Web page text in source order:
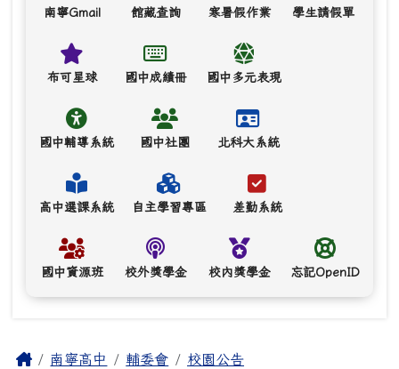
南寧Gmail 館藏查詢 寒暑假作業 學生請假單
布可星球 國中成績冊 國中多元表現
國中輔導系統 國中社團 北科大系統
高中選課系統 自主學習專區 差勤系統
國中資源班 校外獎學金 校內獎學金 忘記OpenID
主內容區域
Home南寧高中 輔委會
校園公告